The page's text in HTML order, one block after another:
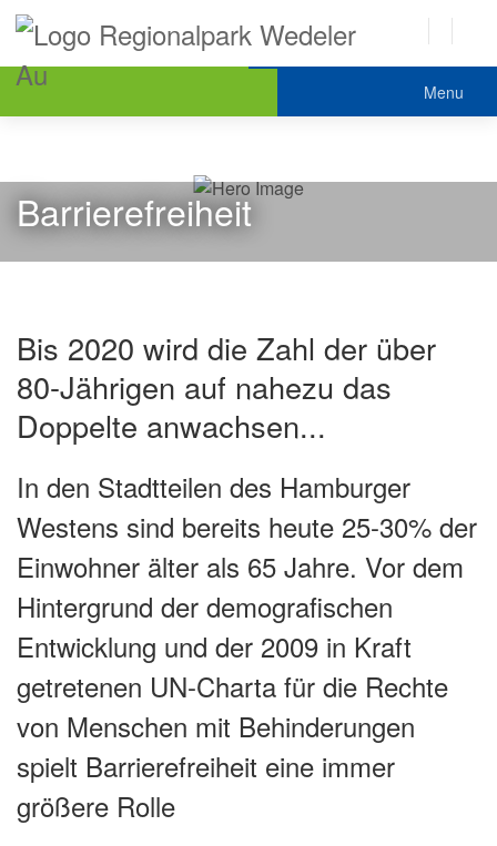
Menu
Barrierefreiheit
Bis 2020 wird die Zahl der über
80-Jährigen auf nahezu das
Doppelte anwachsen...
In den Stadtteilen des Hamburger
Westens sind bereits heute 25-30% der
Einwohner älter als 65 Jahre. Vor dem
Hintergrund der demografischen
Entwicklung und der 2009 in Kraft
getretenen UN-Charta für die Rechte
von Menschen mit Behinderungen
spielt Barrierefreiheit eine immer
größere Rolle